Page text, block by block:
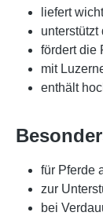
liefert
unterstützt
fördert die
mit
enthält
für Pferde
zur
bei